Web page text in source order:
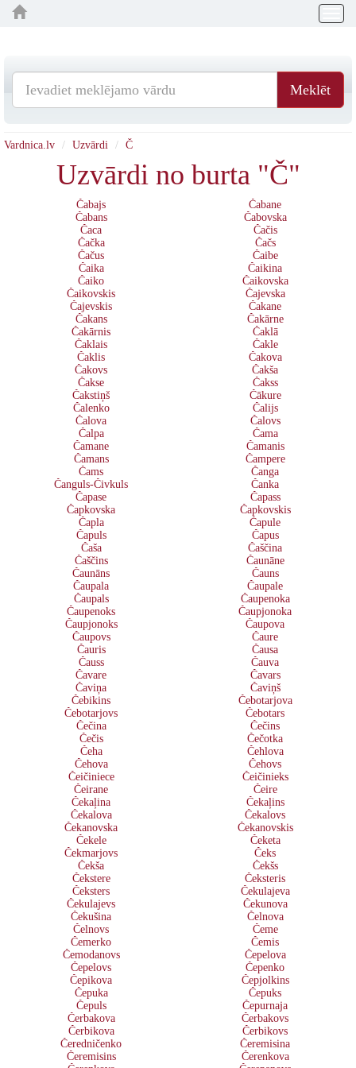
Meklēt
Vardnica.lv Uzvārdi Č
Uzvārdi no burta "Č"
Čabajs
Čabane
Čabans
Čabovska
Čaca
Čačis
Čačka
Čačs
Čačus
Čaibe
Čaika
Čaikina
Čaiko
Čaikovska
Čaikovskis
Čajevska
Čajevskis
Čakane
Čakans
Čakārne
Čakārnis
Čaklā
Čaklais
Čakle
Čaklis
Čakova
Čakovs
Čakša
Čakse
Čakss
Čakstiņš
Čākure
Čalenko
Čalijs
Čalova
Čalovs
Čalpa
Čama
Čamane
Čamanis
Čamans
Čampere
Čams
Čanga
Čanguls-Čivkuls
Čanka
Čapase
Čapass
Čapkovska
Čapkovskis
Čapla
Čapule
Čapuls
Čapus
Čaša
Čaščina
Čaščins
Čaunāne
Čaunāns
Čauns
Čaupala
Čaupale
Čaupals
Čaupenoka
Čaupenoks
Čaupjonoka
Čaupjonoks
Čaupova
Čaupovs
Čaure
Čauris
Čausa
Čauss
Čauva
Čavare
Čavars
Čaviņa
Čaviņš
Čebikins
Čebotarjova
Čebotarjovs
Čebotars
Čečina
Čečins
Čečis
Čečotka
Čeha
Čehlova
Čehova
Čehovs
Čeičiniece
Čeičinieks
Čeirane
Čeire
Čekaļina
Čekaļins
Čekalova
Čekalovs
Čekanovska
Čekanovskis
Čekele
Čeketa
Čekmarjovs
Čeks
Čekša
Čekšs
Čekstere
Čeksteris
Čeksters
Čekulajeva
Čekulajevs
Čekunova
Čekušina
Čelnova
Čelnovs
Čeme
Čemerko
Čemis
Čemodanovs
Čepelova
Čepelovs
Čepenko
Čepikova
Čepjolkins
Čepuka
Čepuks
Čepuls
Čepurnaja
Čerbakova
Čerbakovs
Čerbikova
Čerbikovs
Čeredničenko
Čeremisina
Čeremisins
Čerenkova